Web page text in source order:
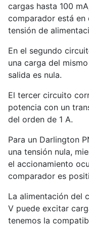
cargas hasta 100
comparador está en
tensión de
En el segundo
una carga del
salida es nula.
El tercer circuito
potencia con un
del orden de 1 A.
Para un Darlington
una tensión nula,
el accionamiento
comparador es
La alimentación del
V puede excitar
tenemos la